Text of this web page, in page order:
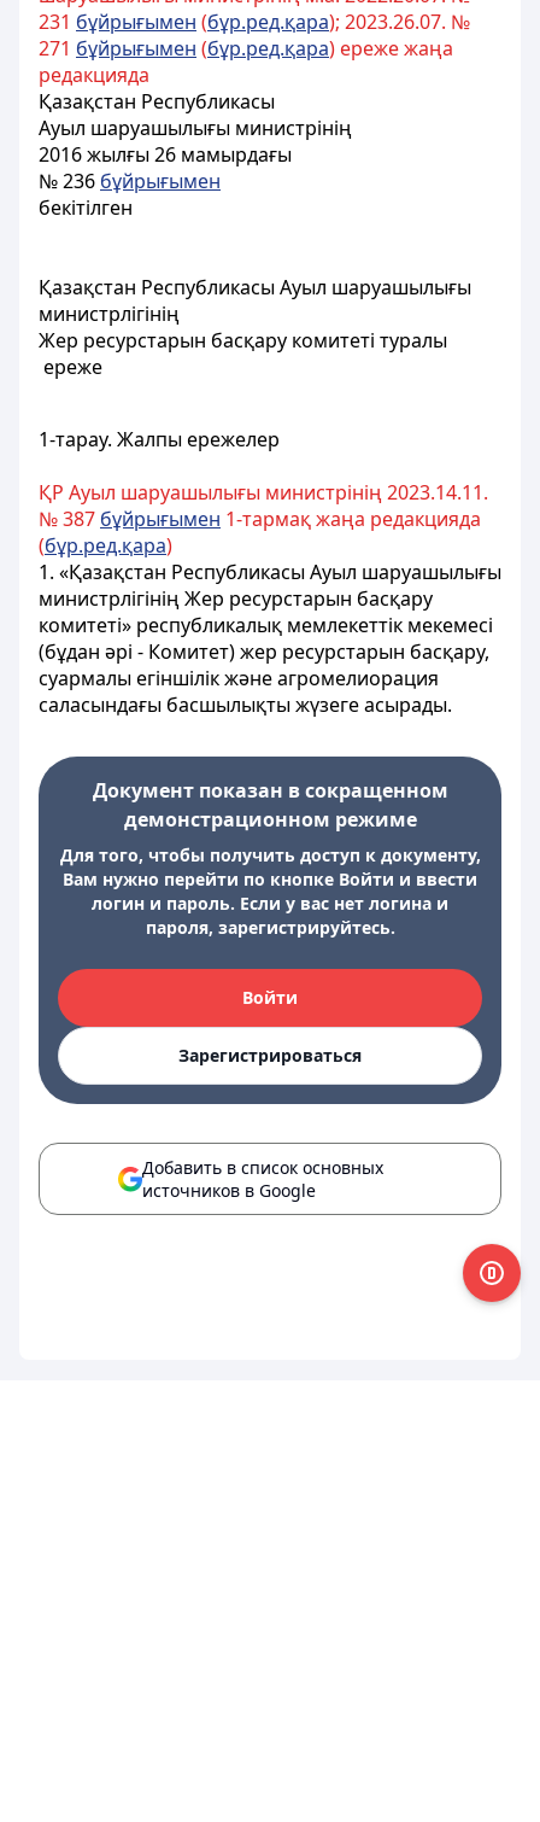
231 бұйрығымен (бұр.ред.қара); 2023.26.07. №
271 бұйрығымен (бұр.ред.қара) ереже жаңа
редакцияда
Қазақстан Республикасы
Ауыл шаруашылығы министрінің
2016 жылғы 26 мамырдағы
№ 236 бұйрығымен
бекітілген
Қазақстан Республикасы Ауыл шаруашылығы
министрлігінің
Жер ресурстарын басқару комитеті туралы
ереже
1-тарау. Жалпы ережелер
ҚР Ауыл шаруашылығы министрінің 2023.14.11.
№ 387 бұйрығымен 1-тармақ жаңа редакцияда
(бұр.ред.қара)
1. «Қазақстан Республикасы Ауыл шаруашылығы
министрлігінің Жер ресурстарын басқару
комитеті» республикалық мемлекеттік мекемесі
(бұдан әрі - Комитет) жер ресурстарын басқару,
суармалы егіншілік және агромелиорация
саласындағы басшылықты жүзеге асырады.
Документ показан в сокращенном
демонстрационном режиме
Для того, чтобы получить доступ к документу,
Вам нужно перейти по кнопке Войти и ввести
логин и пароль. Если у вас нет логина и
пароля, зарегистрируйтесь.
Войти
Зарегистрироваться
Добавить в список основных
источников в Google